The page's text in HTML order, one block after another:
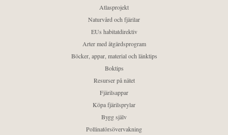
Atlasprojekt
Naturvård och fjärilar
EUs habitatdirektiv
Arter med åtgärdsprogram
Böcker, appar, material och länktips
Boktips
Resurser på nätet
Fjärilsappar
Köpa fjärilsprylar
Bygg själv
Pollinatörsövervakning